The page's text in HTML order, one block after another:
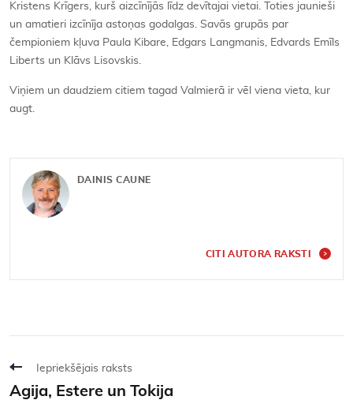
Kristens Krīgers, kurš aizcīnījās līdz devītajai vietai. Toties jaunieši
un amatieri izcīnīja astoņas godalgas. Savās grupās par
čempioniem kļuva Paula Kibare, Edgars Langmanis, Edvards Emīls
Liberts un Klāvs Lisovskis.
Viņiem un daudziem citiem tagad Valmierā ir vēl viena vieta, kur
augt.
DAINIS CAUNE
CITI AUTORA RAKSTI
Iepriekšējais raksts
Agija, Estere un Tokija